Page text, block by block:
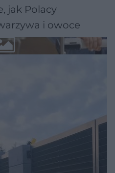
jak Polacy
i owoce